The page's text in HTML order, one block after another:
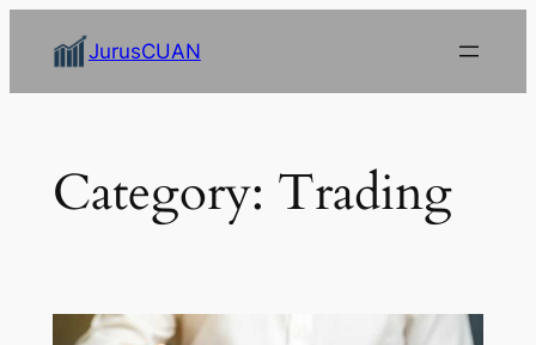
JurusCUAN
Category: Trading